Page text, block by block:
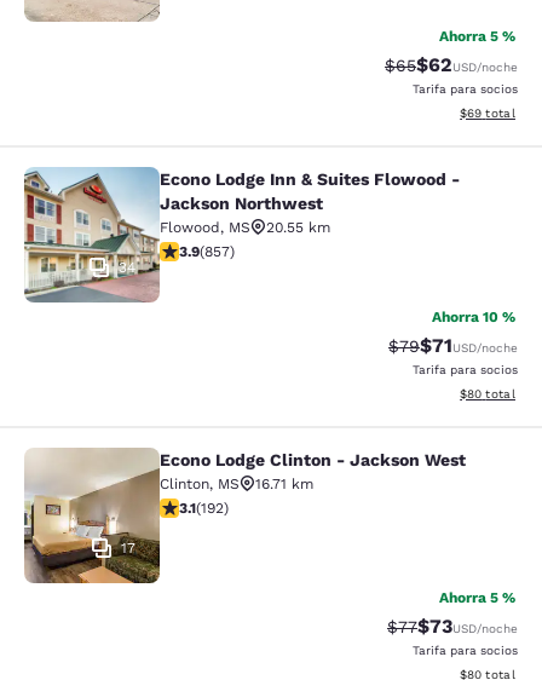
Ahorra 5 %
Precio tachado:
$65Precio con
$62USD/noche
Tarifa para socios
Ver detalles
$69 total
Econo Lodge Inn & Suites Flowood
34
Econo Lodge Inn & Suites Flowood -
Jackson Northwest
Flowood, MS
20.55 km
calificación de 3.94 estrellas. Bueno. 857 reseñas
3.9(857)
Ahorra 10 %
Precio tachado:
$79Precio con
$71USD/noche
Tarifa para socios
Ver detalles
$80 total
Econo Lodge Clinton - Jackson
17
Econo Lodge Clinton - Jackson West
Clinton, MS
16.71 km
calificación de 3.14 estrellas. Bueno. 192 reseñas
3.1(192)
Ahorra 5 %
Precio tachado:
$77Precio con
$73USD/noche
Tarifa para socios
Ver detalles
$80 total